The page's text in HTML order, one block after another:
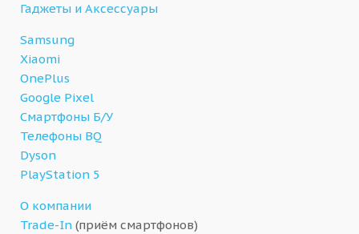
Гаджеты и Аксессуары
Samsung
Xiaomi
OnePlus
Google Pixel
Смартфоны Б/У
Телефоны BQ
Dyson
PlayStation 5
О компании
Trade-In (приём смартфонов)